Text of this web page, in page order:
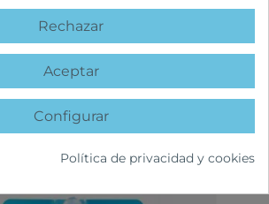
favorite
Rechazar
Aceptar
Configurar
Política de privacidad y cookies